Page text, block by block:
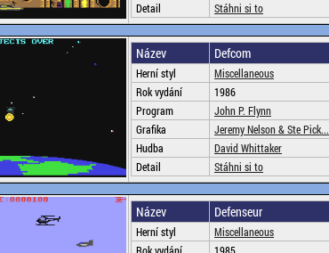
Detail
Stáhni si to
Název Defcom
Herní styl
Miscellaneous
Rok vydání
1986
Program
John P. Flynn
Grafika
Jeremy Nelson & Ste Pick...
Hudba
David Whittaker
Detail
Stáhni si to
Název Defenseur
Herní styl
Miscellaneous